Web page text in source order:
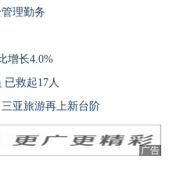
理勤务
增长4.0%
救起17人
亚旅游再上新台阶
广告